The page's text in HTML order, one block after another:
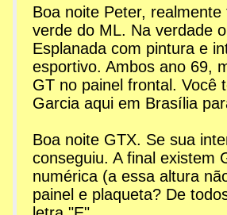
2:31am
Re:
Boa noite Peter,
verde do ML. Na verdade
Esplanada com pintura e
esportivo. Ambos ano 69,
GT no painel frontal. Você
Garcia aqui em Brasília
Boa noite GTX. Se sua
conseguiu. A final existem
numérica (a essa altura
painel e plaqueta? De